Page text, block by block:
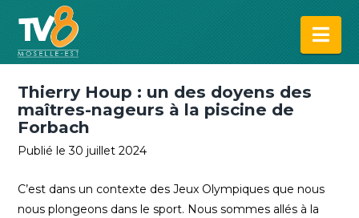
Thierry Houp : un des doyens des
maîtres-nageurs à la piscine de
Forbach
Publié le 30 juillet 2024
C’est dans un contexte des Jeux Olympiques que nous
nous plongeons dans le sport. Nous sommes allés à la